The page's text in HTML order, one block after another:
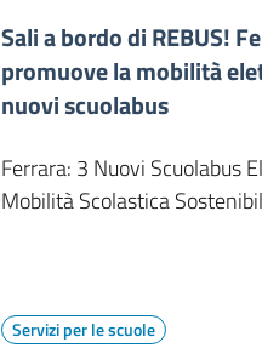
Sali a bordo di REBUS!
promuove la mobilità
nuovi scuolabus
Ferrara: 3 Nuovi Scuolabus
Mobilità Scolastica
Servizi per le scuole